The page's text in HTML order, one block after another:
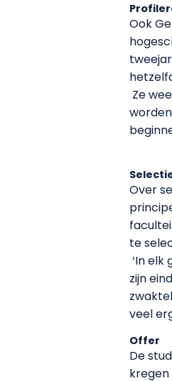
Ook
Ze
Over
te
‘In
zijn
veel
Offer
De